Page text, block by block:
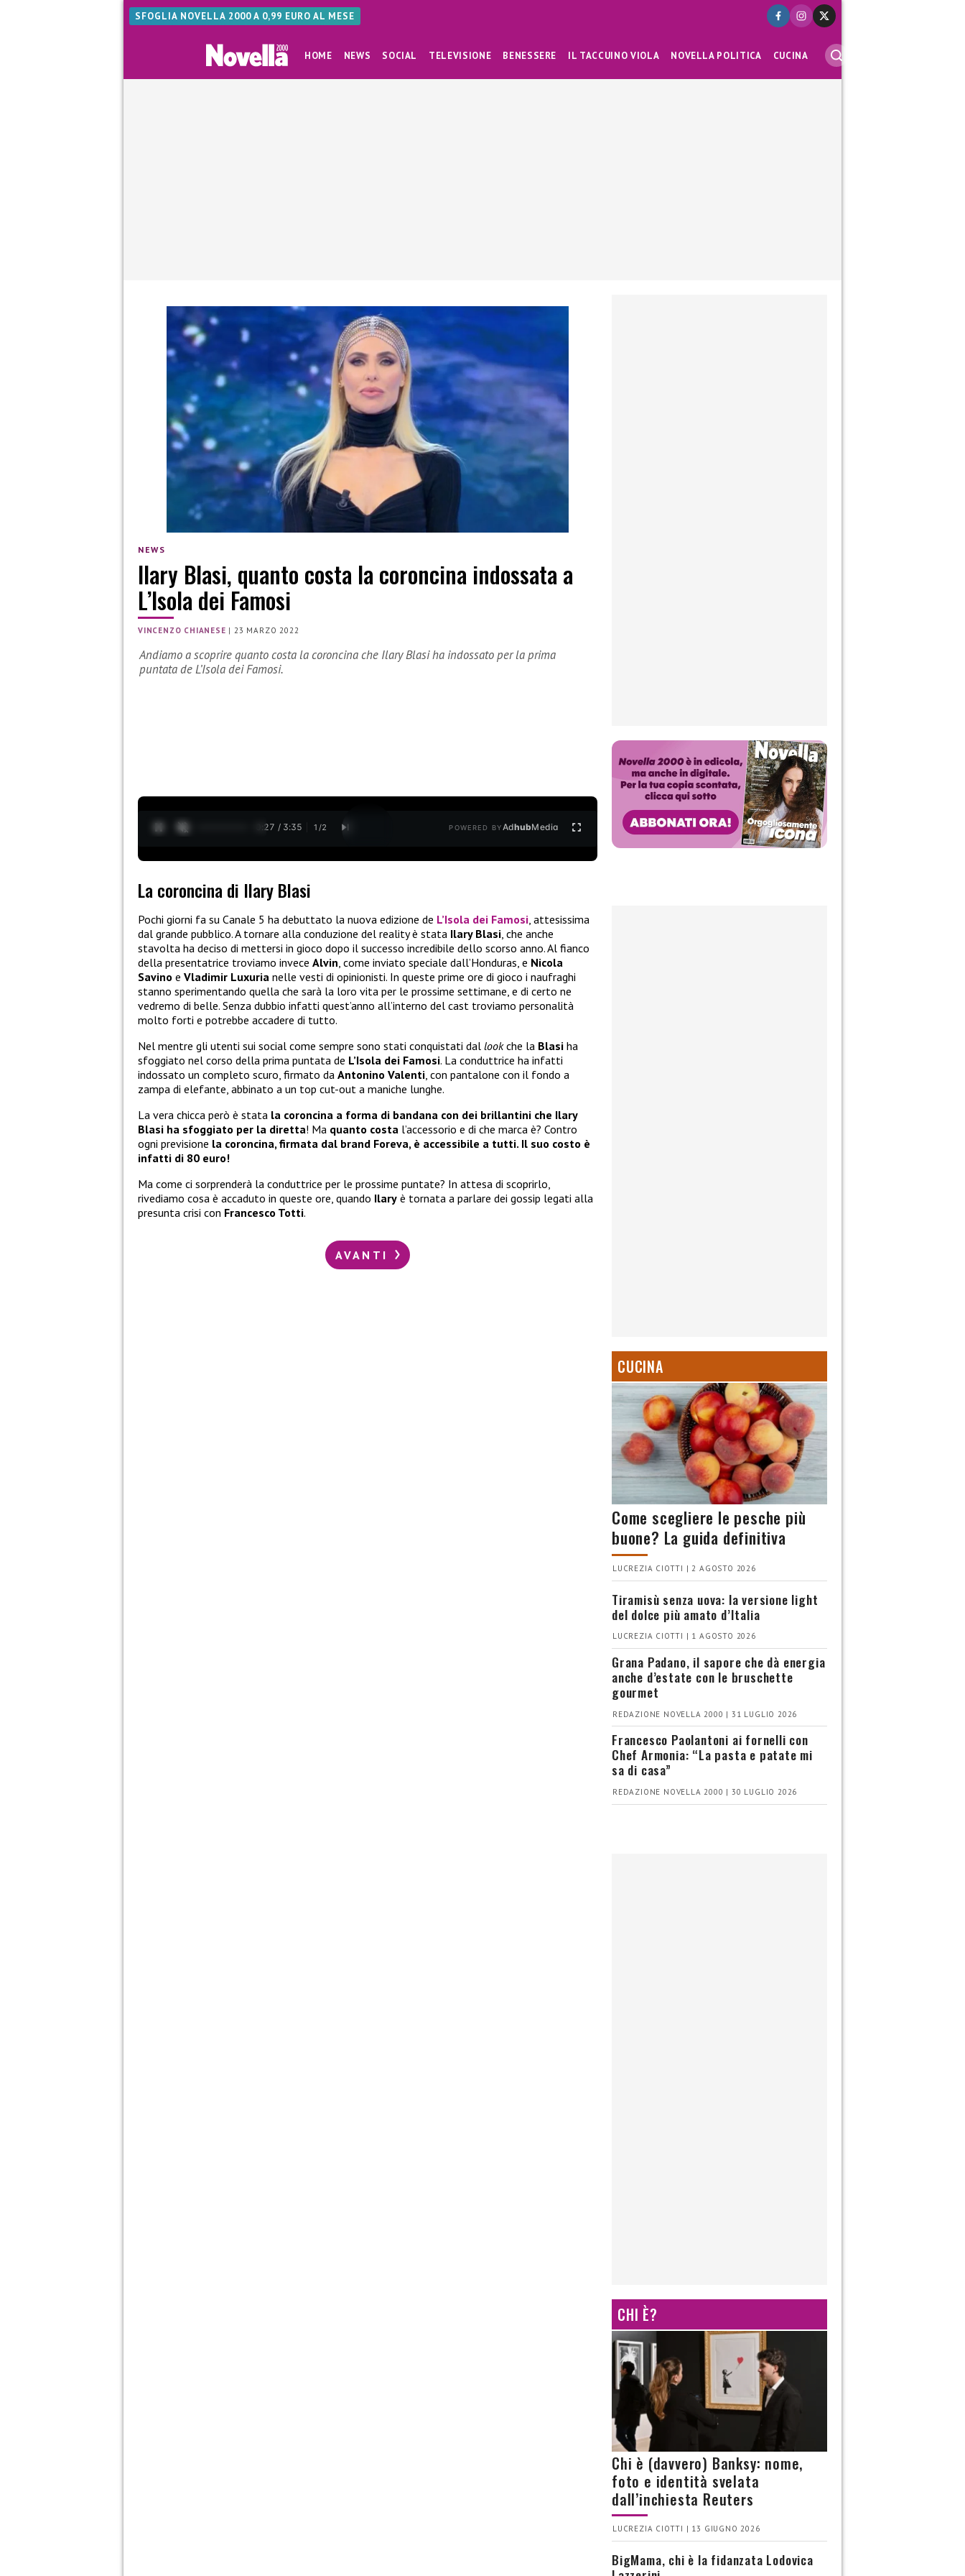
SFOGLIA NOVELLA 2000 A 0,99 EURO AL MESE
HOME NEWS SOCIAL TELEVISIONE BENESSERE IL TACCUINO VIOLA NOVELLA POLITICA CUCINA
NEWS
Ilary Blasi, quanto costa la coroncina indossata a
L’Isola dei Famosi
VINCENZO CHIANESE |23 MARZO 2022
Andiamo a scoprire quanto costa la coroncina che Ilary Blasi ha indossato per la prima
puntata de L’Isola dei Famosi.
0:28 / 3:35 1 /2 POWERED BYAdhubMedia
La coroncina di Ilary Blasi
Pochi giorni fa su Canale 5 ha debuttato la nuova edizione de L’Isola dei Famosi, attesissima
dal grande pubblico. A tornare alla conduzione del reality è stata Ilary Blasi, che anche
stavolta ha deciso di mettersi in gioco dopo il successo incredibile dello scorso anno. Al fianco
della presentatrice troviamo invece Alvin, come inviato speciale dall’Honduras, e Nicola
Savino e Vladimir Luxuria nelle vesti di opinionisti. In queste prime ore di gioco i naufraghi
stanno sperimentando quella che sarà la loro vita per le prossime settimane, e di certo ne
vedremo di belle. Senza dubbio infatti quest’anno all’interno del cast troviamo personalità
molto forti e potrebbe accadere di tutto.
Nel mentre gli utenti sui social come sempre sono stati conquistati dal lookche la Blasi ha
sfoggiato nel corso della prima puntata de L’Isola dei Famosi. La conduttrice ha infatti
indossato un completo scuro, firmato da Antonino Valenti, con pantalone con il fondo a
zampa di elefante, abbinato a un top cut-out a maniche lunghe.
La vera chicca però è stata la coroncina a forma di bandana con dei brillantini che Ilary
Blasi ha sfoggiato per la diretta! Ma quanto costa l’accessorio e di che marca è? Contro
ogni previsione la coroncina, firmata dal brand Foreva, è accessibile a tutti. Il suo costo è
infatti di 80 euro!
Ma come ci sorprenderà la conduttrice per le prossime puntate? In attesa di scoprirlo,
rivediamo cosa è accaduto in queste ore, quando Ilary è tornata a parlare dei gossip legati alla
presunta crisi con Francesco Totti.
AVANTI
CUCINA
Come scegliere le pesche più
buone? La guida definitiva
LUCREZIA CIOTTI | 2 AGOSTO 2026
Tiramisù senza uova: la versione light
del dolce più amato d’Italia
LUCREZIA CIOTTI | 1 AGOSTO 2026
Grana Padano, il sapore che dà energia
anche d’estate con le bruschette
gourmet
REDAZIONE NOVELLA 2000 | 31 LUGLIO 2026
Francesco Paolantoni ai fornelli con
Chef Armonia: “La pasta e patate mi
sa di casa”
REDAZIONE NOVELLA 2000 | 30 LUGLIO 2026
CHI È?
Chi è (davvero) Banksy: nome,
foto e identità svelata
dall’inchiesta Reuters
LUCREZIA CIOTTI | 13 GIUGNO 2026
BigMama, chi è la fidanzata Lodovica